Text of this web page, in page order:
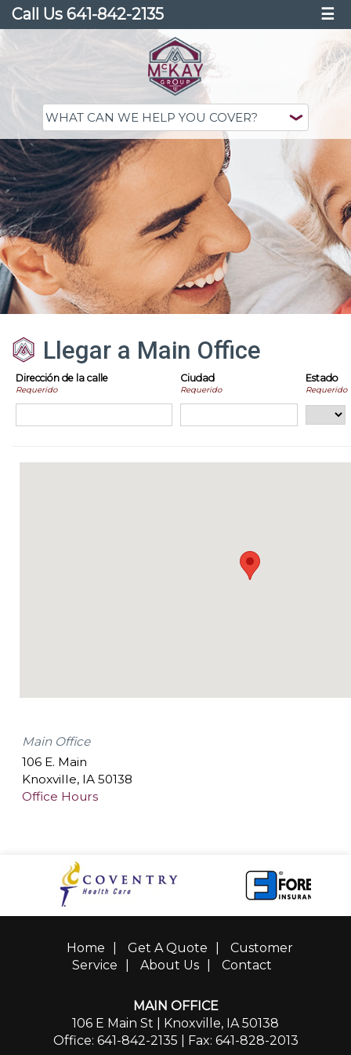
Call Us 641-842-2135 ☰
Llegar a Main Office
Dirección de la calle
Requerido
Ciudad
Requerido
Estado
Requerido
Main Office
106 E. Main
Knoxville, IA 50138
Office Hours
Home Get A Quote
Customer
Service
About Us Contact
MAIN OFFICE
106 E Main St | Knoxville, IA 50138
Office: 641-842-2135 | Fax: 641-828-2013